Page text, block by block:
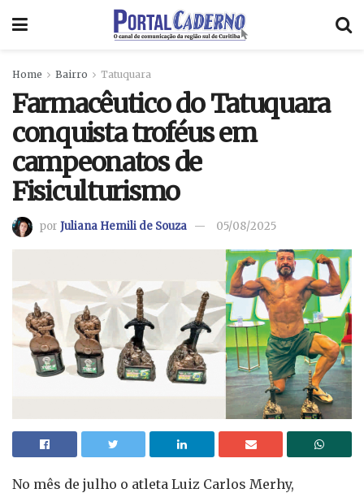
Home Bairro Tatuquara
Farmacêutico do Tatuquara
conquista troféus em
campeonatos de
Fisiculturismo
por Juliana Hemili de Souza 05/08/2025
No mês de julho o atleta Luiz Carlos Merhy,